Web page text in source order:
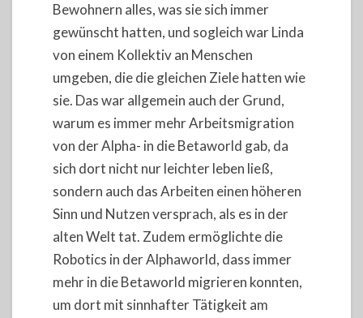
Bewohnern alles, was sie sich immer
gewünscht hatten, und sogleich war Linda
von einem Kollektiv an Menschen
umgeben, die die gleichen Ziele hatten wie
sie. Das war allgemein auch der Grund,
warum es immer mehr Arbeitsmigration
von der Alpha- in die Betaworld gab, da
sich dort nicht nur leichter leben ließ,
sondern auch das Arbeiten einen höheren
Sinn und Nutzen versprach, als es in der
alten Welt tat. Zudem ermöglichte die
Robotics in der Alphaworld, dass immer
mehr in die Betaworld migrieren konnten,
um dort mit sinnhafter Tätigkeit am